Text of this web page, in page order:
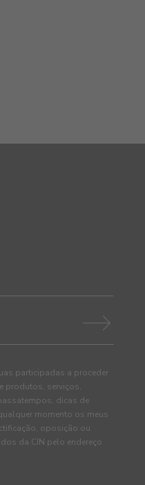
participadas a proceder
produtos, serviços,
dicas de
momento os meus
oposição ou
da CIN pelo endereço